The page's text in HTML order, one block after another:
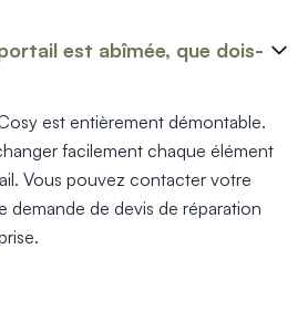
est abîmée, que dois-
est entièrement démontable.
facilement chaque élément
Vous pouvez contacter votre
demande de devis de réparation